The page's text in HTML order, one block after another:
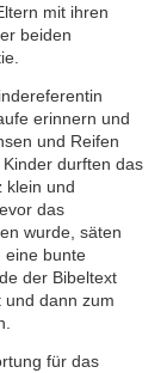
mit ihren
beiden
erinnern und
und Reifen
durften das
klein und
das
wurde, säten
eine bunte
der Bibeltext
und dann zum
für das